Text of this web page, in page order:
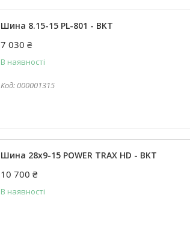
Шина 8.15-15 PL-801 - BKT
7 030 ₴
В наявності
000001315
Шина 28x9-15 POWER TRAX HD - BKT
10 700 ₴
В наявності